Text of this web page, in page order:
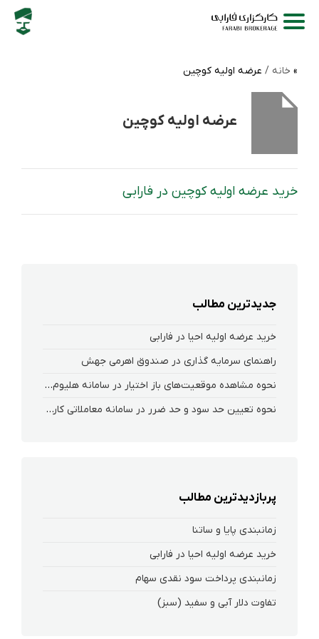
خانه / عرضه اولیه کوچین
عرضه اولیه کوچین
خرید عرضه اولیه کوچین در فارابی
جدیدترین مطالب
خرید عرضه اولیه احیا در فارابی
راهنمای سرمایه گذاری در صندوق اهرمی جهش
نحوه‌ مشاهده‌ موقعیت‌های باز اختیار در سامانه هلیوم و نکست
نحوه تعیین حد سود و حد ضرر در سامانه معاملاتی کارگزاری فارابی
پربازدیدترین مطالب
زمانبندی پایا و ساتنا
خرید عرضه اولیه احیا در فارابی
زمانبندی پرداخت سود نقدی سهام‌
تفاوت دلار آبی و سفید (سبز)